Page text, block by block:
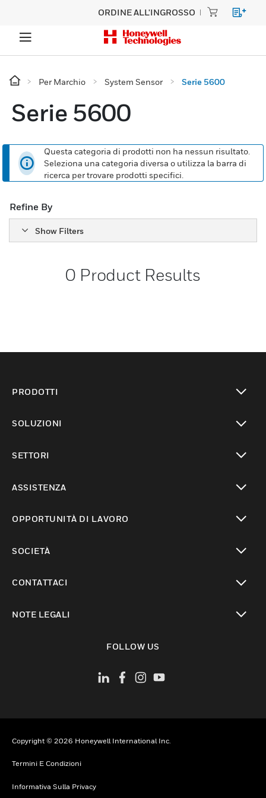
ORDINE ALL'INGROSSO
Per Marchio System Sensor Serie 5600
Serie 5600
Questa categoria di prodotti non ha nessun risultato.
Seleziona una categoria diversa o utilizza la barra di
ricerca per trovare prodotti specifici.
Refine By
Show Filters
0 Product Results
PRODOTTI
SOLUZIONI
SETTORI
ASSISTENZA
OPPORTUNITÀ DI LAVORO
SOCIETÀ
CONTATTACI
NOTE LEGALI
FOLLOW US
Copyright © 2026 Honeywell International Inc.
Termini E Condizioni
Informativa Sulla Privacy